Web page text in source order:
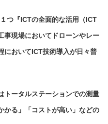
つ『ICTの全面的な活用（ICT
事現場においてドローンやレー
においてICT技術導入が日々普
トータルステーションでの測量
かる」「コストが高い」などの